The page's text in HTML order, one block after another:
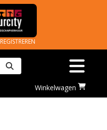
REGISTREREN
Zoeken
Toggle
Ga
naar
Winkelwagen